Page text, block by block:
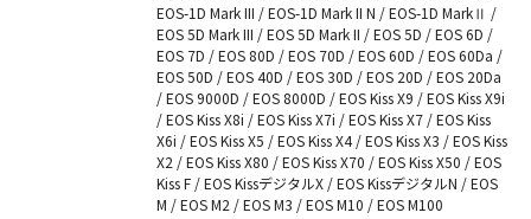
EOS-1D Mark III / EOS-1D Mark II N / EOS-1D MarkⅡ /
EOS 5D Mark III / EOS 5D Mark II / EOS 5D / EOS 6D /
EOS 7D / EOS 80D / EOS 70D / EOS 60D / EOS 60Da /
EOS 50D / EOS 40D / EOS 30D / EOS 20D / EOS 20Da
/ EOS 9000D / EOS 8000D / EOS Kiss X9 / EOS Kiss X9i
/ EOS Kiss X8i / EOS Kiss X7i / EOS Kiss X7 / EOS Kiss
X6i / EOS Kiss X5 / EOS Kiss X4 / EOS Kiss X3 / EOS Kiss
X2 / EOS Kiss X80 / EOS Kiss X70 / EOS Kiss X50 / EOS
Kiss F / EOS KissデジタルX / EOS KissデジタルN / EOS
M / EOS M2 / EOS M3 / EOS M10 / EOS M100